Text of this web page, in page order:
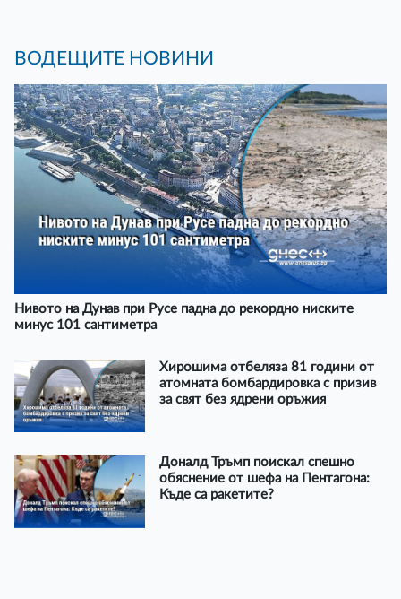
ВОДЕЩИТЕ НОВИНИ
Нивото на Дунав при Русе падна до рекордно ниските
минус 101 сантиметра
Хирошима отбеляза 81 години от
атомната бомбардировка с призив
за свят без ядрени оръжия
Доналд Тръмп поискал спешно
обяснение от шефа на Пентагона:
Къде са ракетите?